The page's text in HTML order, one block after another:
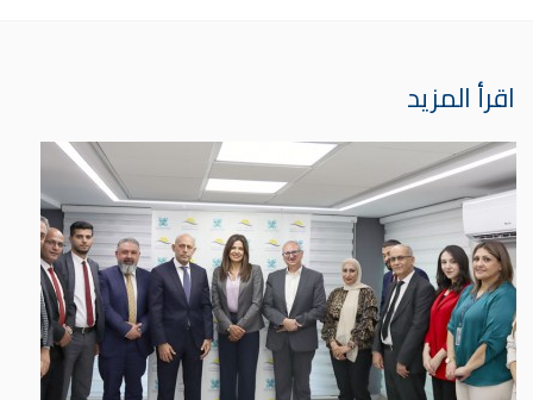
اقرأ المزيد